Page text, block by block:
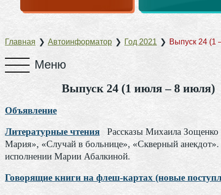
Главная ❯ Автоинформатор ❯ Год 2021 ❯ Выпуск 24 (1
Выпуск 24 (1 июля – 8 июля)
Объявление
Литературные чтения
Рассказы Михаила Зощенко
Мария», «Случай в больнице», «Скверный
исполнении Марии Абалкиной.
Говорящие книги на флеш-картах (новые